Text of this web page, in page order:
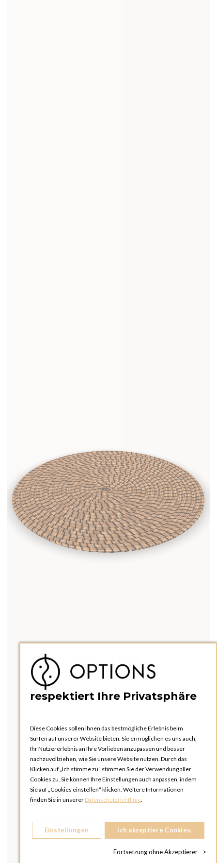
respektiert Ihre Privatsphäre
Diese Cookies sollen Ihnen das bestmögliche Erlebnis beim
Surfen auf unserer Website bieten. Sie ermöglichen es uns auch,
Ihr Nutzererlebnis an Ihre Vorlieben anzupassen und besser
nachzuvollziehen, wie Sie unsere Website nutzen. Durch das
Klicken auf „Ich stimme zu“ stimmen Sie der Verwendung aller
Cookies zu. Sie können Ihre Einstellungen auch anpassen, indem
Sie auf „Cookies einstellen“ klicken. Weitere Informationen
finden Sie in unserer Datenschutzrichtlinie.
Einstellungen Ich akzeptiere Cookies.
Fortsetzung ohne Akzeptierer >